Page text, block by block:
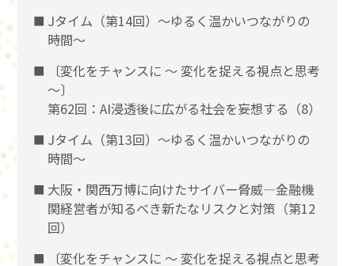
Jタイム（第14回）～ゆるく温かいつながりの
時間～
〔変化をチャンスに 〜 変化を捉える視点と思考
〜〕
第62回：AI浸透後に広がる社会を妄想する（8）
Jタイム（第13回）～ゆるく温かいつながりの
時間～
大阪・関西万博に向けたサイバー脅威―金融機
関経営者が知るべき新たなリスクと対策（第12
回）
〔変化をチャンスに 〜 変化を捉える視点と思考